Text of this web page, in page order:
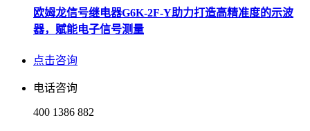
欧姆龙信号继电器G6K-2F-Y助力打造高精准度的示波
器，赋能电子信号测量
点击咨询
电话咨询
400 1386 882